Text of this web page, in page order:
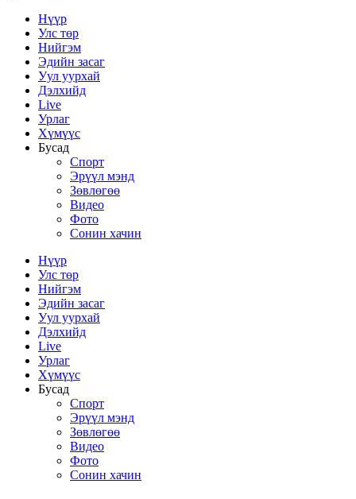
Нүүр
Улс төр
Нийгэм
Эдийн засаг
Уул уурхай
Дэлхийд
Live
Урлаг
Хүмүүс
Бусад
Спорт
Эрүүл мэнд
Зөвлөгөө
Видео
Фото
Сонин хачин
Нүүр
Улс төр
Нийгэм
Эдийн засаг
Уул уурхай
Дэлхийд
Live
Урлаг
Хүмүүс
Бусад
Спорт
Эрүүл мэнд
Зөвлөгөө
Видео
Фото
Сонин хачин